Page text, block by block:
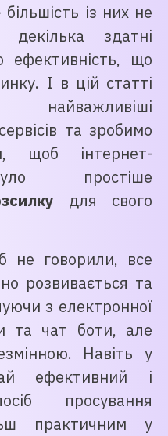
із них не
здатні
ефективність, що
І в цій статті
та зробимо
щоб інтернет-
простіше
для свого
не говорили, все
розвивається та
з електронної
та чат боти, але
Навіть у
ефективний і
просування
практичним у